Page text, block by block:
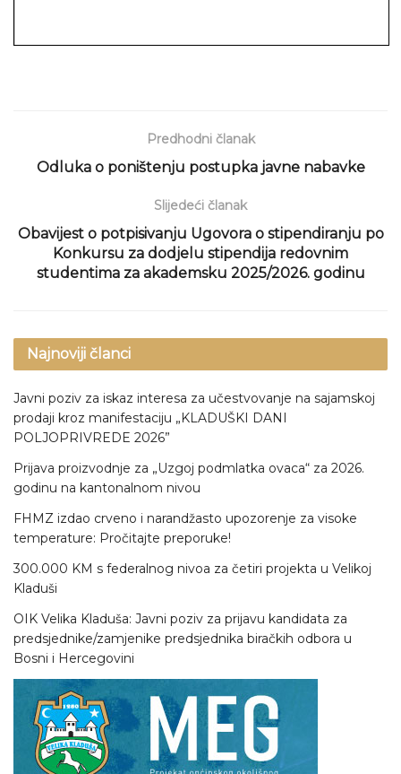
Predhodni članak
Odluka o poništenju postupka javne nabavke
Slijedeći članak
Obavijest o potpisivanju Ugovora o stipendiranju po
Konkursu za dodjelu stipendija redovnim
studentima za akademsku 2025/2026. godinu
Najnoviji članci
Javni poziv za iskaz interesa za učestvovanje na sajamskoj
prodaji kroz manifestaciju „KLADUŠKI DANI
POLJOPRIVREDE 2026”
Prijava proizvodnje za „Uzgoj podmlatka ovaca“ za 2026.
godinu na kantonalnom nivou
FHMZ izdao crveno i narandžasto upozorenje za visoke
temperature: Pročitajte preporuke!
300.000 KM s federalnog nivoa za četiri projekta u Velikoj
Kladuši
OIK Velika Kladuša: Javni poziv za prijavu kandidata za
predsjednike/zamjenike predsjednika biračkih odbora u
Bosni i Hercegovini